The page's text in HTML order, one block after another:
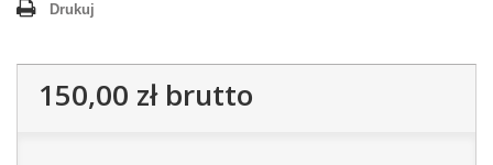
Drukuj
150,00 złbrutto